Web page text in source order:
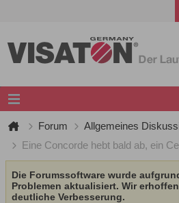
Forum
Allgemeines
Eine Concorde hebt bald ab, ein
Die Forumssoftware wurde
Problemen aktualisiert. Wir
deutliche Verbesserung.